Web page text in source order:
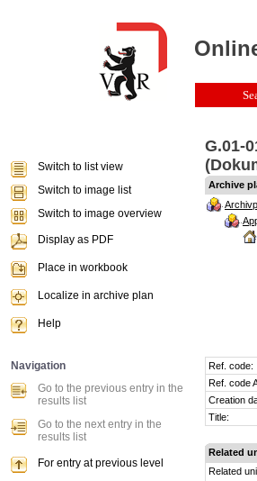
G.01-
Archive
Ref. code:
Ref. code
Creation
Title:
Related
Related
Switch to list view
Switch to image list
Switch to image overview
Display as PDF
Place in workbook
Localize in archive plan
Help
Navigation
Go to the previous entry in the
results list
Go to the next entry in the
results list
For entry at previous level